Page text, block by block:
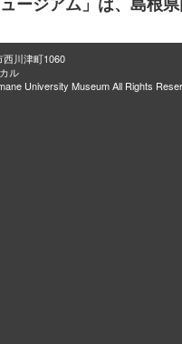
川津町1060
ル
University Museum All Rights